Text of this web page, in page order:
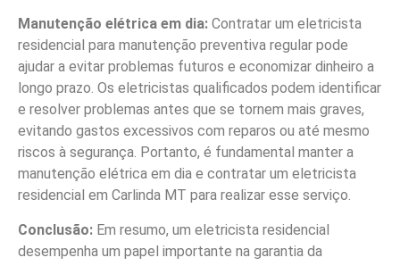
Manutenção elétrica em dia: Contratar um eletricista
residencial para manutenção preventiva regular pode
ajudar a evitar problemas futuros e economizar dinheiro a
longo prazo. Os eletricistas qualificados podem identificar
e resolver problemas antes que se tornem mais graves,
evitando gastos excessivos com reparos ou até mesmo
riscos à segurança. Portanto, é fundamental manter a
manutenção elétrica em dia e contratar um eletricista
residencial em Carlinda MT para realizar esse serviço.
Conclusão: Em resumo, um eletricista residencial
desempenha um papel importante na garantia da